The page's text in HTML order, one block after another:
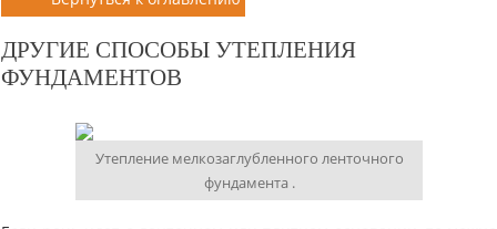
ДРУГИЕ СПОСОБЫ УТЕПЛЕНИЯ
ФУНДАМЕНТОВ
Утепление мелкозаглубленного ленточного
фундамента .